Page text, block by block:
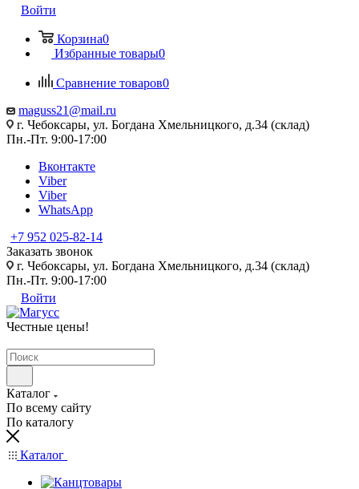
Войти
Корзина0
Избранные товары0
Сравнение товаров0
maguss21@mail.ru
г. Чебоксары, ул. Богдана Хмельницкого, д.34 (склад)
Пн.-Пт. 9:00-17:00
Вконтакте
Viber
Viber
WhatsApp
+7 952 025-82-14
Заказать звонок
г. Чебоксары, ул. Богдана Хмельницкого, д.34 (склад)
Пн.-Пт. 9:00-17:00
Войти
Честные цены!
Каталог
По всему сайту
По каталогу
Каталог